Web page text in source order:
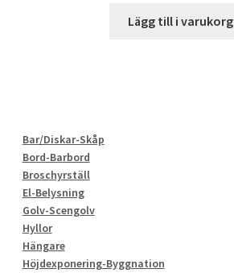
Lägg till i varukorg
Bar/Diskar-Skåp
Bord-Barbord
Broschyrställ
El-Belysning
Golv-Scengolv
Hyllor
Hängare
Höjdexponering-Byggnation